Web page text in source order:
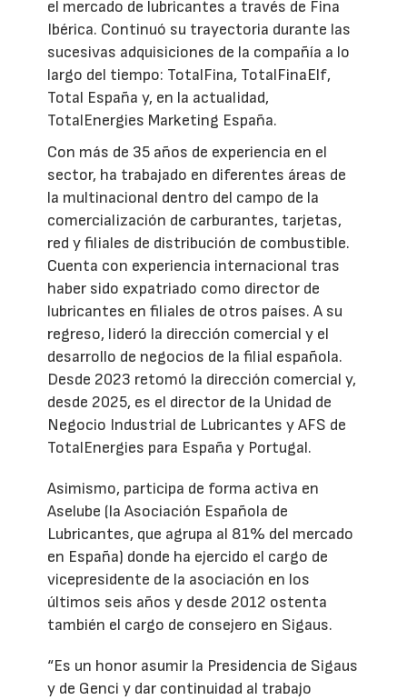
el mercado de lubricantes a través de Fina
Ibérica. Continuó su trayectoria durante las
sucesivas adquisiciones de la compañía a lo
largo del tiempo: TotalFina, TotalFinaElf,
Total España y, en la actualidad,
TotalEnergies Marketing España.
Con más de 35 años de experiencia en el
sector, ha trabajado en diferentes áreas de
la multinacional dentro del campo de la
comercialización de carburantes, tarjetas,
red y filiales de distribución de combustible.
Cuenta con experiencia internacional tras
haber sido expatriado como director de
lubricantes en filiales de otros países. A su
regreso, lideró la dirección comercial y el
desarrollo de negocios de la filial española.
Desde 2023 retomó la dirección comercial y,
desde 2025, es el director de la Unidad de
Negocio Industrial de Lubricantes y AFS de
TotalEnergies para España y Portugal.
Asimismo, participa de forma activa en
Aselube (la Asociación Española de
Lubricantes, que agrupa al 81% del mercado
en España) donde ha ejercido el cargo de
vicepresidente de la asociación en los
últimos seis años y desde 2012 ostenta
también el cargo de consejero en Sigaus.
“Es un honor asumir la Presidencia de Sigaus
y de Genci y dar continuidad al trabajo